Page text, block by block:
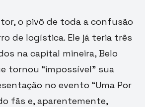
o pivô de toda a confusão
de logística. Ele já teria três
na capital mineira, Belo
tornou “impossível” sua
no evento “Uma Por
fãs e, aparentemente,